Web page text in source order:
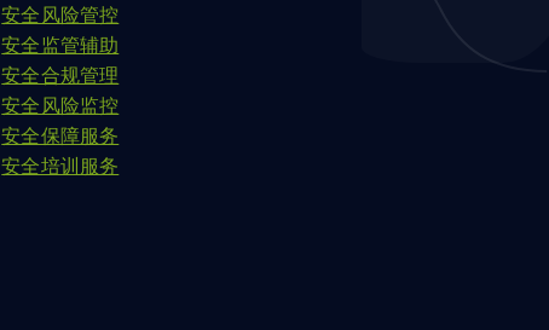
安全风险管控
安全监管辅助
安全合规管理
安全风险监控
安全保障服务
安全培训服务